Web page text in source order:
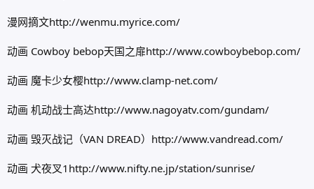
漫网摘文http://wenmu.myrice.com/
动画 Cowboy bebop天国之扉http://www.cowboybebop.com/
动画 魔卡少女樱http://www.clamp-net.com/
动画 机动战士高达http://www.nagoyatv.com/gundam/
动画 毁灭战记（VAN DREAD）http://www.vandread.com/
动画 犬夜叉1http://www.nifty.ne.jp/station/sunrise/